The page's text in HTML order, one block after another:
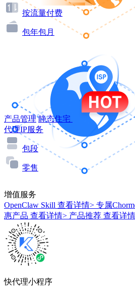
按流量付费
包年包月
产品管理 静态住宅
代理IP服务
包段
零售
增值服务
OpenClaw Skill 查看详情> 专属
惠产品 查看详情> 产品推荐 查看详
快代理小程序